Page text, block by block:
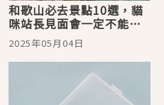
和歌山必去景點10選，貓
咪站長見面會一定不能錯
過！
2025年05月04日